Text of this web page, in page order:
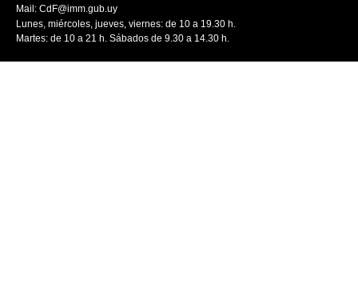
Mail: CdF@imm.gub.uy
Lunes, miércoles, jueves, viernes: de 10 a 19.30 h.
Martes: de 10 a 21 h. Sábados de 9.30 a 14.30 h.